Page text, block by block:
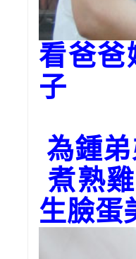
看爸爸
子
為鍾
煮熟
生臉蛋